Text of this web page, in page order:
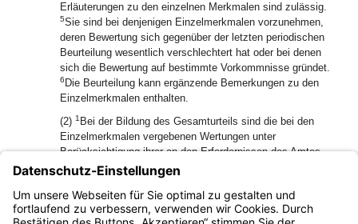
Erläuterungen zu den einzelnen Merkmalen sind zulässig.
5Sie sind bei denjenigen Einzelmerkmalen vorzunehmen,
deren Bewertung sich gegenüber der letzten periodischen
Beurteilung wesentlich verschlechtert hat oder bei denen
sich die Bewertung auf bestimmte Vorkommnisse gründet.
6 Die Beurteilung kann ergänzende Bemerkungen zu den
Einzelmerkmalen enthalten.
(2) 1 Bei der Bildung des Gesamturteils sind die bei den
Einzelmerkmalen vergebenen Wertungen unter
Berücksichtigung ihrer an den Erfordernissen des Amtes
und der Funktion zu messenden Bedeutung in einer
Gesamtschau zu bewerten und zu gewichten.
Bildung des Gesamturteils wesentlichen Gründe sind in den
ergänzenden Bemerkungen darzulegen.